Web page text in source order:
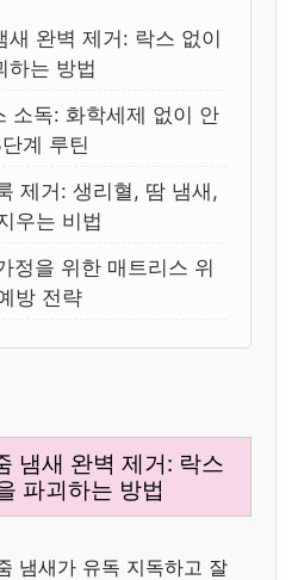
새 완벽 제거: 락스 없이
하는 방법
소독: 화학세제 없이 안
계 루틴
제거: 생리혈, 땀 냄새,
우는 비법
정을 위한 매트리스 위
방 전략
냄새 완벽 제거: 락스
파괴하는 방법
냄새가 유독 지독하고 잘